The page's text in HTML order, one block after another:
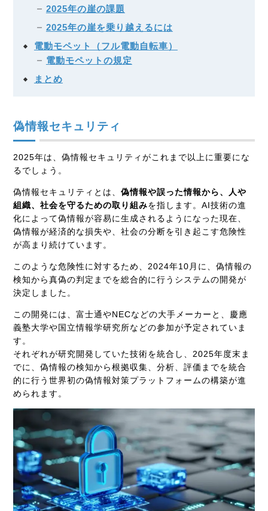
2025年の崖の課題
2025年の崖を乗り越えるには
電動モペット（フル電動自転車）
電動モペットの規定
まとめ
偽情報セキュリティ
2025年は、偽情報セキュリティがこれまで以上に重要にな
るでしょう。
偽情報セキュリティとは、偽情報や誤った情報から、人や
組織、社会を守るための取り組みを指します。AI技術の進
化によって偽情報が容易に生成されるようになった現在、
偽情報が経済的な損失や、社会の分断を引き起こす危険性
が高まり続けています。
このような危険性に対するため、2024年10月に、偽情報の
検知から真偽の判定までを総合的に行うシステムの開発が
決定しました。
この開発には、富士通やNECなどの大手メーカーと、慶應
義塾大学や国立情報学研究所などの参加が予定されていま
す。
それぞれが研究開発していた技術を統合し、2025年度末ま
でに、偽情報の検知から根拠収集、分析、評価までを統合
的に行う世界初の偽情報対策プラットフォームの構築が進
められます。